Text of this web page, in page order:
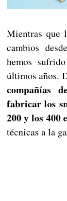
Mientras que
cambios
hemos
últimos años.
compañías
fabricar los
200 y los 400
técnicas a la